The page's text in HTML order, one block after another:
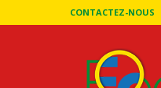
CONTACTEZ-NOUS